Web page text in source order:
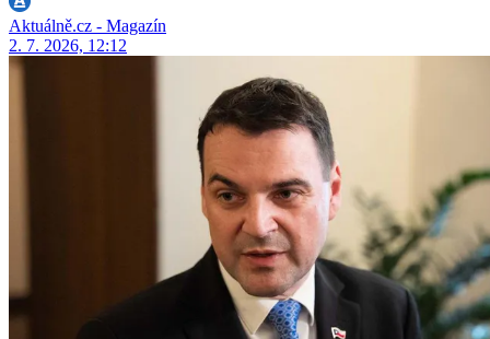
Aktuálně.cz - Magazín
2. 7. 2026, 12:12